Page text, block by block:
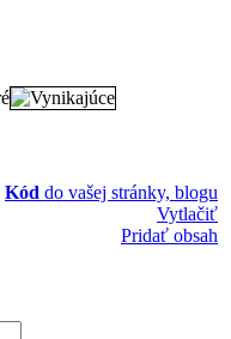
Kód do vašej stránky, blogu
Vytlačiť
Pridať obsah